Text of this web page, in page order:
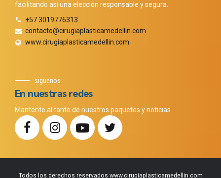
facilitando así una elección responsable y segura.
+57 3019776313
contacto@cirugiaplasticamedellin.com
www.cirugiaplasticamedellin.com
siguenos
En nuestras redes
Mantente al tanto de nuestros paquetes y noticias.
Todos los derechos reservados www.cirugiaplasticamedellin.com